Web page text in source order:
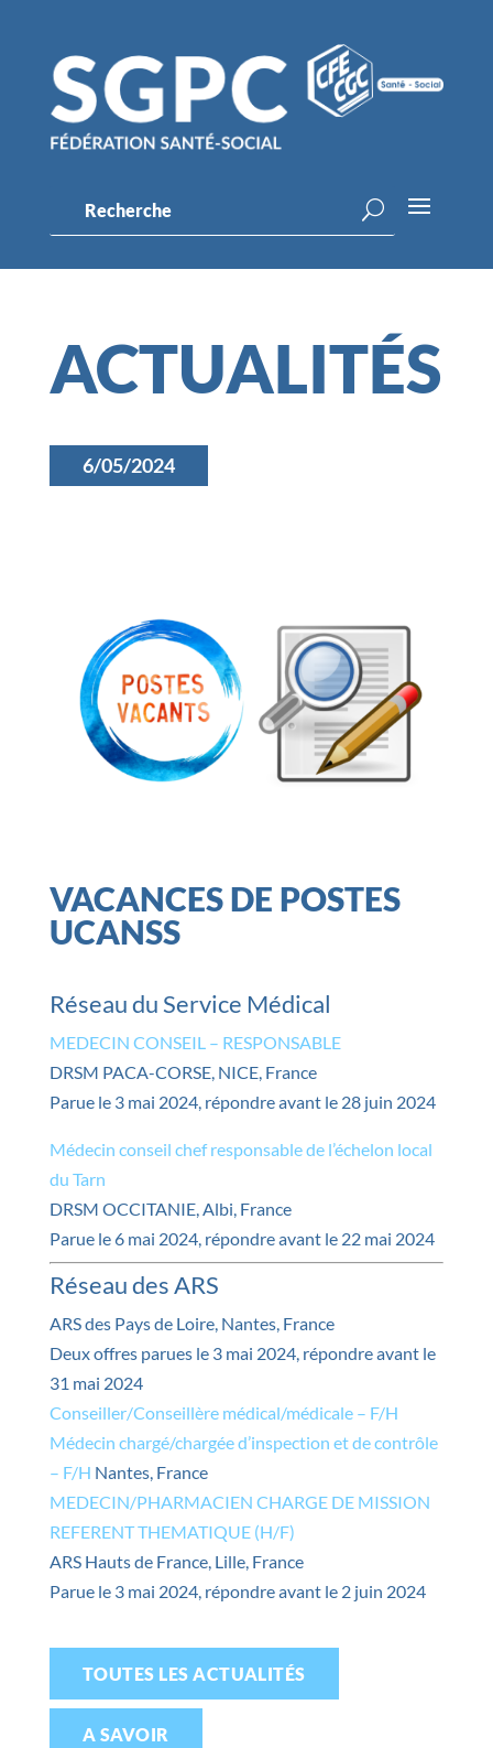
ACTUALITÉS
6/05/2024
VACANCES DE POSTES
UCANSS
Réseau du Service Médical
MEDECIN CONSEIL – RESPONSABLE
DRSM PACA-CORSE, NICE, France
Parue le 3 mai 2024, répondre avant le 28 juin 2024
Médecin conseil chef responsable de l’échelon local
du Tarn
DRSM OCCITANIE, Albi, France
Parue le 6 mai 2024, répondre avant le 22 mai 2024
Réseau des ARS
ARS des Pays de Loire, Nantes, France
Deux offres parues le 3 mai 2024, répondre avant le
31 mai 2024
Conseiller/Conseillère médical/médicale – F/H
Médecin chargé/chargée d’inspection et de contrôle
– F/H Nantes, France
MEDECIN/PHARMACIEN CHARGE DE MISSION
REFERENT THEMATIQUE (H/F)
ARS Hauts de France, Lille, France
Parue le 3 mai 2024, répondre avant le 2 juin 2024
TOUTES LES ACTUALITÉS
A SAVOIR